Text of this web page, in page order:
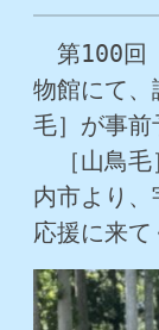
第100回
物館にて、
毛］が事前
［山鳥毛
内市より
応援に来て